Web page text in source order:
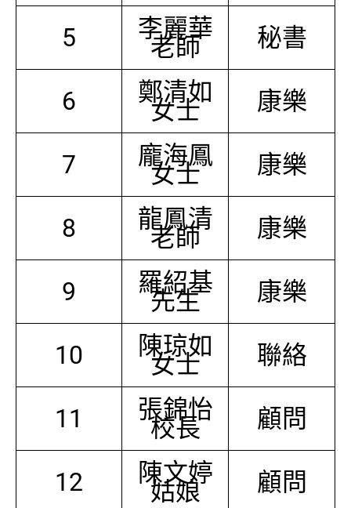
5 李麗華
老師 秘書
6 鄭清如
女士 康樂
7 龐海鳳
女士 康樂
8 龍鳳清
老師 康樂
9 羅紹基
先生 康樂
10 陳琼如
女士 聯絡
11 張錦怡
校長 顧問
12 陳文婷
姑娘 顧問